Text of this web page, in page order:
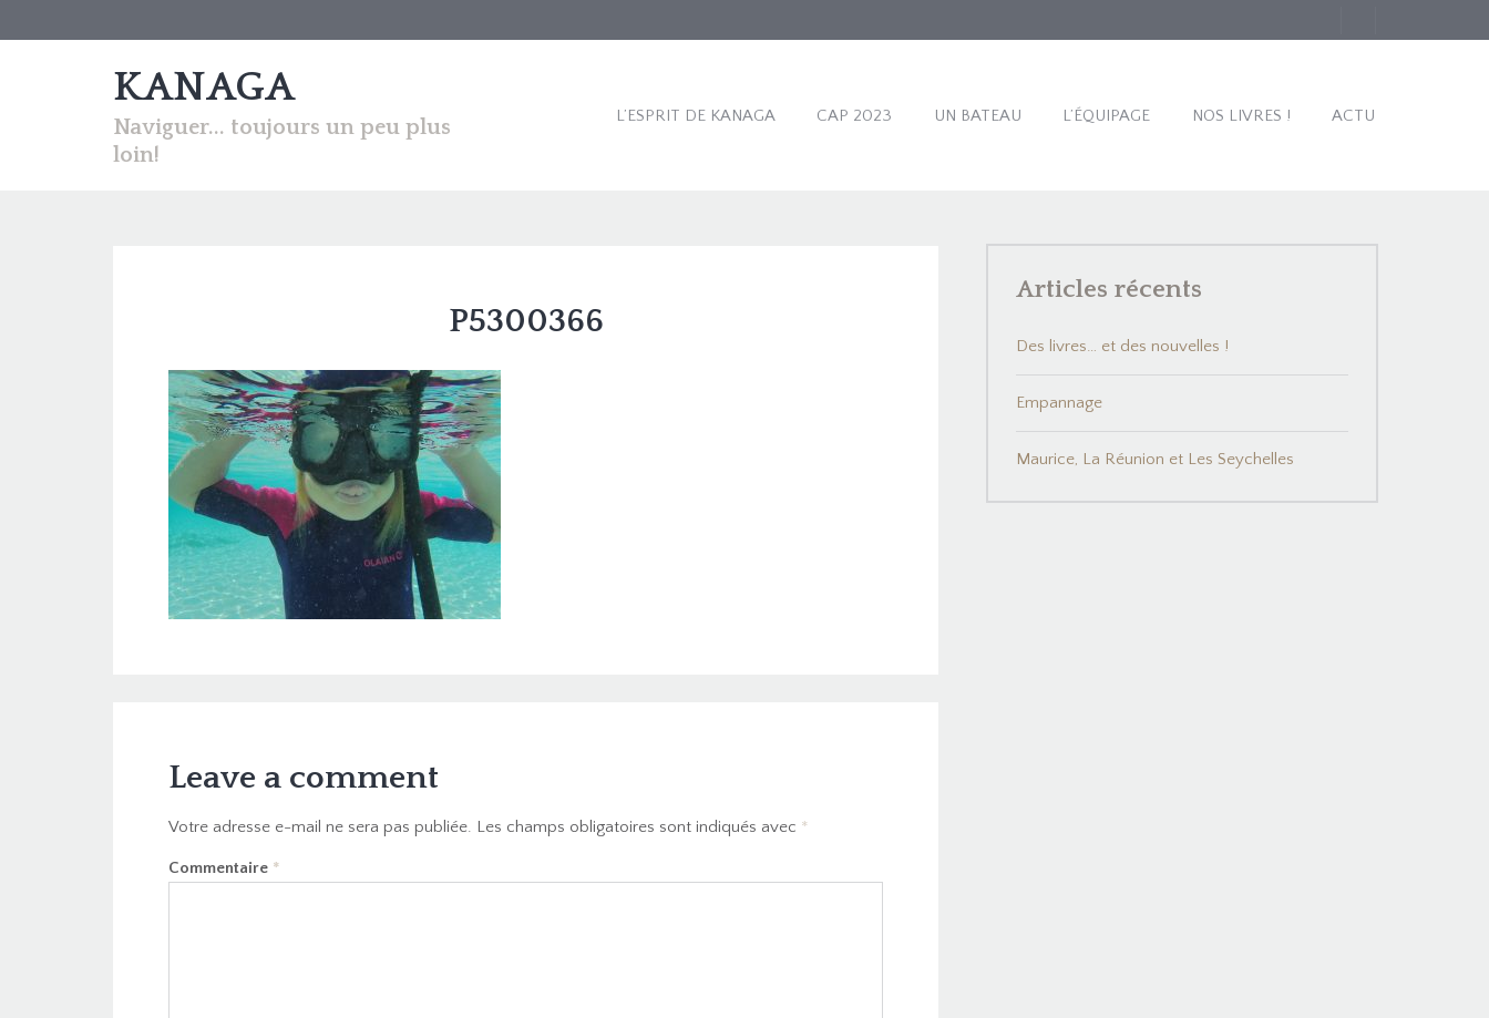
KANAGA
Naviguer... toujours un peu plus
loin!
L’ESPRIT DE KANAGA CAP 2023 UN BATEAU L’ÉQUIPAGE NOS LIVRES ! ACTU
P5300366
Leave a comment
Votre adresse e-mail ne sera pas publiée. Les champs obligatoires sont indiqués avec *
Commentaire *
Articles récents
Des livres… et des nouvelles !
Empannage
Maurice, La Réunion et Les Seychelles